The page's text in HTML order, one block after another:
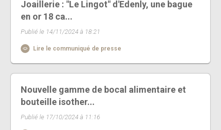
Joaillerie : "Le Lingot" d'Edenly, une bague
en or 18 ca...
Publié le 14/11/2024 à 18:21
Lire le communiqué de presse
Nouvelle gamme de bocal alimentaire et
bouteille isother...
Publié le 17/10/2024 à 11:16